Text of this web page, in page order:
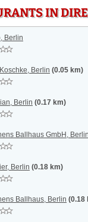
IN
Berlin
Berlin (0.05 km)
Berlin (0.17 km)
Ballhaus GmbH,
Berlin (0.18 km)
Ballhaus, Berlin (0.18